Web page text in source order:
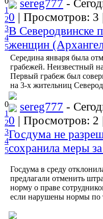
1
2
3
4
5
sereg777 -
0 | Просмотров:
В Северодвинске
женщин
Середина января была
грабежей. Неизвестный
Первый грабеж был
на 3-х жительниц
0
1
2
3
4
5
sereg777 -
0 | Просмотров:
Госдума не
сохранила меры
Госдума в среду
предлагали отменить
норму о праве
если нарушены нормы по